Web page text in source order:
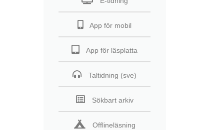
App för mobil
App för läsplatta
Taltidning (sve)
Sökbart arkiv
Offlineläsning